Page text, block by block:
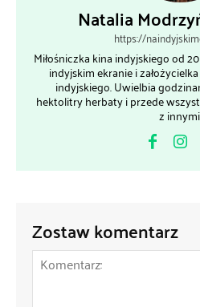
Natalia
https://
Miłośniczka kina indyjskiego od
indyjskim ekranie i
indyjskiego. Uwielbia
hektolitry herbaty i przede
z
Zostaw komentarz